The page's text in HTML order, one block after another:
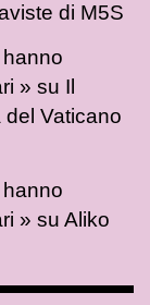
di M5S
» su Il
Vaticano
» su Aliko